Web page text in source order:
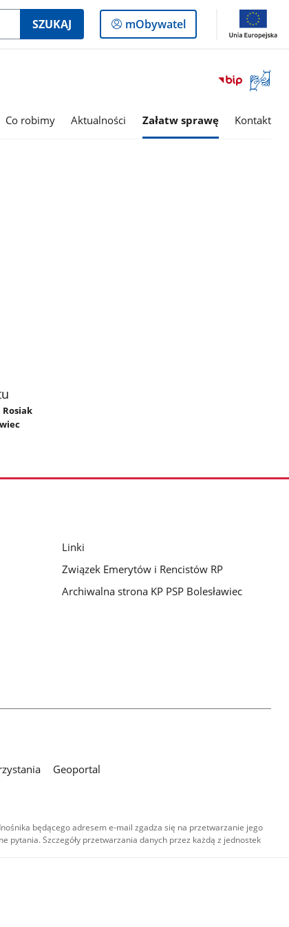
SZUKAJ
Logowanie
do
mObywatel
Otwórz
okno
Co robimy Aktualności Załatw sprawę Kontakt
Rosiak
Linki
Związek Emerytów i Rencistów RP
Archiwalna strona KP PSP Bolesławiec
Geoportal
będącego adresem e-mail zgadza się na przetwarzanie jego
pytania. Szczegóły przetwarzania danych przez każdą z jednostek